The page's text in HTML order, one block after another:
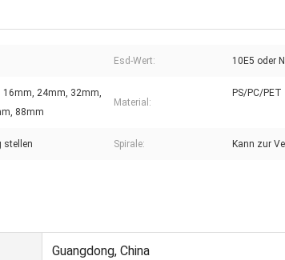
Esd-Wert: 10E5 oder
16mm, 24mm, 32mm,
88mm
Material:
PS/PC/PET
stellen Spirale: Kann zur
Guangdong, China